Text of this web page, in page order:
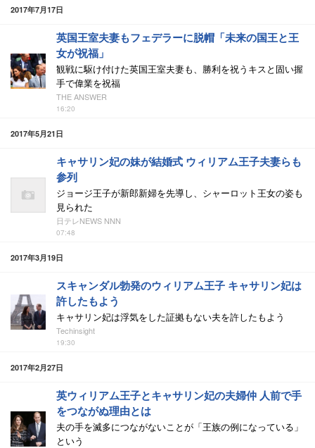
2017年7月17日
英国王室夫妻もフェデラーに脱帽「未来の国王と王
女が祝福」
観戦に駆け付けた英国王室夫妻も、勝利を祝うキスと固い握
手で偉業を祝福
THE ANSWER
16:20
2017年5月21日
キャサリン妃の妹が結婚式 ウィリアム王子夫妻らも
参列
ジョージ王子が新郎新婦を先導し、シャーロット王女の姿も
見られた
日テレNEWS NNN
07:48
2017年3月19日
スキャンダル勃発のウィリアム王子 キャサリン妃は
許したもよう
キャサリン妃は浮気をした証拠もない夫を許したもよう
Techinsight
19:30
2017年2月27日
英ウィリアム王子とキャサリン妃の夫婦仲 人前で手
をつながぬ理由とは
夫の手を滅多につながないことが「王族の例になっている」
という